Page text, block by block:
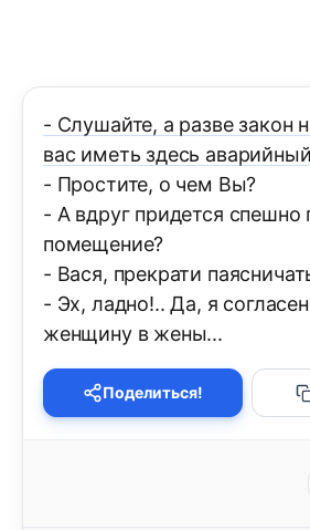
- Слушайте, а разве закон
вас иметь здесь
- Простите, о чем Вы?
- А вдруг придется спешно
помещение?
- Вася, прекрати
- Эх, ладно!.. Да, я согласен
женщину в жены...
Поделиться!